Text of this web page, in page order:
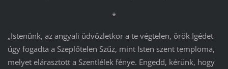
*
„Istenünk, az angyali üdvözletkor a te végtelen, örök Igédet
úgy fogadta a Szeplőtelen Szűz, mint Isten szent temploma,
melyet elárasztott a Szentlélek fénye. Engedd, kérünk, hogy